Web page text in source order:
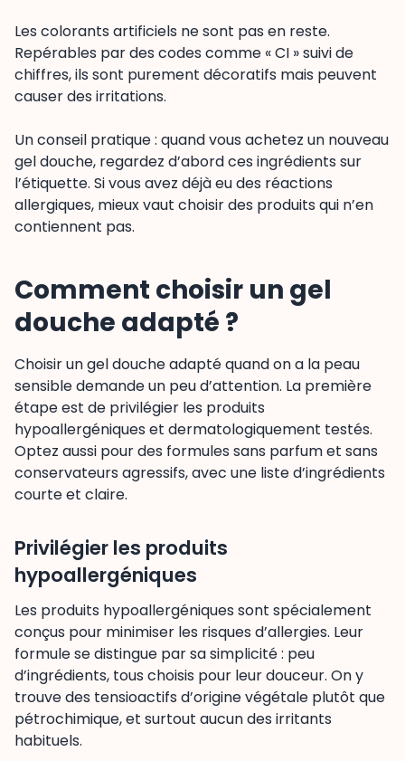
Les colorants artificiels ne sont pas en reste.
Repérables par des codes comme « CI » suivi de
chiffres, ils sont purement décoratifs mais peuvent
causer des irritations.
Un conseil pratique : quand vous achetez un nouveau
gel douche, regardez d’abord ces ingrédients sur
l’étiquette. Si vous avez déjà eu des réactions
allergiques, mieux vaut choisir des produits qui n’en
contiennent pas.
Comment choisir un gel
douche adapté ?
Choisir un gel douche adapté quand on a la peau
sensible demande un peu d’attention. La première
étape est de privilégier les produits
hypoallergéniques et dermatologiquement testés.
Optez aussi pour des formules sans parfum et sans
conservateurs agressifs, avec une liste d’ingrédients
courte et claire.
Privilégier les produits
hypoallergéniques
Les produits hypoallergéniques sont spécialement
conçus pour minimiser les risques d’allergies. Leur
formule se distingue par sa simplicité : peu
d’ingrédients, tous choisis pour leur douceur. On y
trouve des tensioactifs d’origine végétale plutôt que
pétrochimique, et surtout aucun des irritants
habituels.